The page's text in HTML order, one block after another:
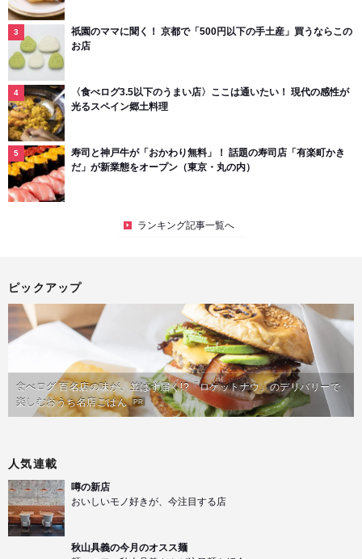
祇園のママに聞く！ 京都で「500円以下の手土産」買うならこの
お店
〈食べログ3.5以下のうまい店〉ここは通いたい！ 現代の感性が
光るスペイン郷土料理
寿司と神戸牛が「おかわり無料」！ 話題の寿司店「有楽町かき
だ」が新業態をオープン（東京・丸の内）
ランキング記事一覧へ
ピックアップ
食べログ 百名店の味が、並ばず届く!?「ロケットナウ」のデリバリーで
楽しむおうち名店ごはん PR
人気連載
噂の新店
おいしいモノ好きが、今注目する店
秋山具義の今月のオスス麺